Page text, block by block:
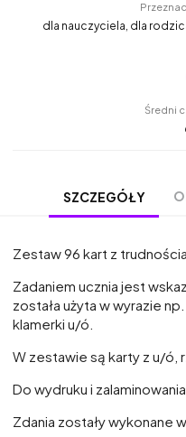
dla nauczyciela, dla
Średni
SZCZEGÓŁY
Zestaw 96 kart z
Zadaniem ucznia jest
została użyta w wyrazie
klamerki u/ó.
W zestawie są karty z u/ó,
Do wydruku i zalaminowania.
Zdania zostały wykonane